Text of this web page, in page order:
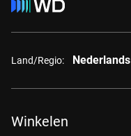
Land/Regio: Nederlands
Winkelen